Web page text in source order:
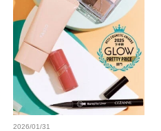
2026/01/31